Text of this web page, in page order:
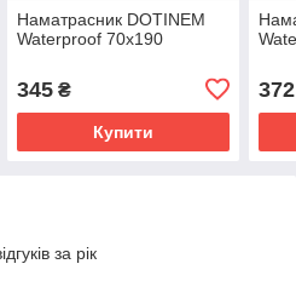
Наматрасник DOTINEM
Waterproof 70х190
345₴
Купити
372
за рік